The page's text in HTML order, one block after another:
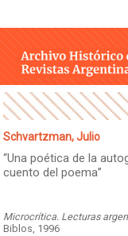
INTEGRANTES
AHIRA EN LOS
CONTACTO
Facebook
Instagram
Twitter
Mail
Schvartzman, Julio
“Una poética de la
cuento del poema”
Microcrítica. Lecturas
Biblos, 1996